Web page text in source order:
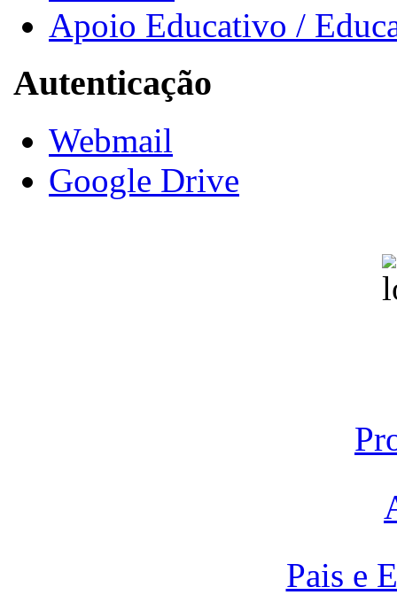
Apoio Educativo /
Autenticação
Webmail
Google Drive
Pais e